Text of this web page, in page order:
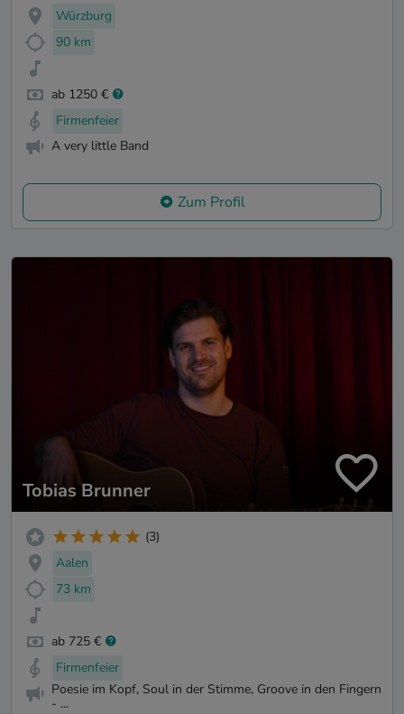
Würzburg
90 km
ab 1250 €
Firmenfeier
A very little Band
Zum Profil
Tobias Brunner
(3)
Aalen
73 km
ab 725 €
Firmenfeier
Poesie im Kopf, Soul in der Stimme, Groove in den Fingern
- ...